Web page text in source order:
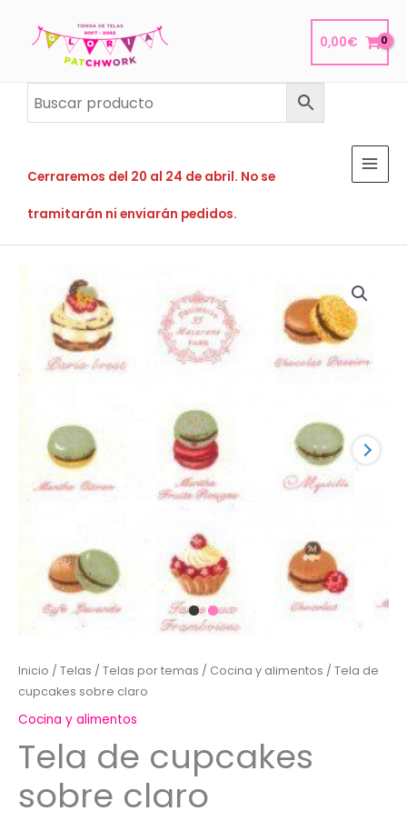
0,00€
Cerraremos del 20 al 24 de abril. No se
tramitarán ni enviarán pedidos.
Inicio / Telas / Telas por temas / Cocina y alimentos / Tela de
cupcakes sobre claro
Cocina y alimentos
Tela de cupcakes
sobre claro